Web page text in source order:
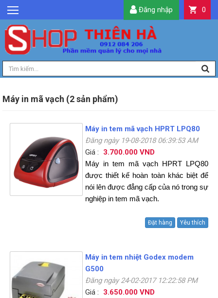
GIỚI THIỆU
TIN TỨC
SẢN PHẨM
DỊCH VỤ
LIÊN HỆ
0
Đăng nhập
Máy in mã vạch (2 sản phẩm)
Máy in tem mã vạch HPRT LPQ80
Đăng ngày 19-08-2018 06:39:53 AM
Giá :
3.700.000 VND
Máy in tem mã vạch HPRT LPQ80
được thiết kế hoàn toàn khác biệt để
nói lên được đẳng cấp của nó trong sự
nghiệp in tem mã vạch.
Đặt hàng Yêu thích
Máy in tem nhiệt Godex modem
G500
Đăng ngày 24-02-2017 12:22:58 PM
Giá :
3.650.000 VND